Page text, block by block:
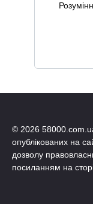
© 2026
опублікованих на
дозволу
посиланням на